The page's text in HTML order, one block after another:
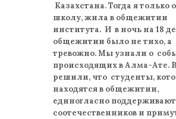
Казахстана. Тогда я только
школу, жила в общежитии
института. И в ночь на 18
общежитии было не тихо, а
тревожно. Мы узнали о
происходящих в Алма-Ате.
решили, что студенты,
находятся в общежитии,
единогласно
соотечественников и